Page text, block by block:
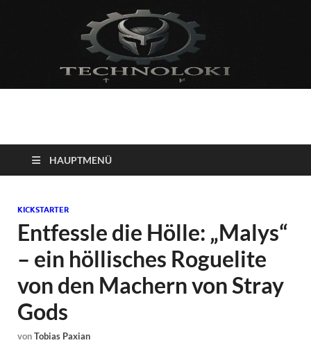
Technoloki: Gaming
und Entertainment
News
Blockbuster, Indie-Perlen und Retro-Klassiker.
HAUPTMENÜ
KICKSTARTER
Entfessle die Hölle: „Malys“
– ein höllisches Roguelite
von den Machern von Stray
Gods
vonTobias Paxian